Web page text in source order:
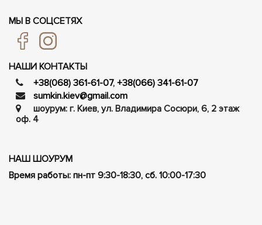
МЫ В СОЦСЕТЯХ
НАШИ КОНТАКТЫ
+38(068) 361-61-07, +38(066) 341-61-07
sumkin.kiev@gmail.com
шоурум: г. Киев, ул. Владимира Сосюри, ​​6, 2 этаж
оф. 4
НАШ ШОУРУМ
Время работы: пн-пт 9:30-18:30, сб. 10:00-17:30